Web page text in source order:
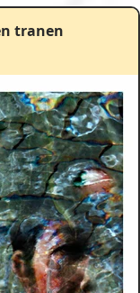
tranen